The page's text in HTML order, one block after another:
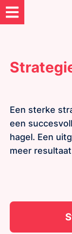
Een sterke
een
hagel. Een
meer